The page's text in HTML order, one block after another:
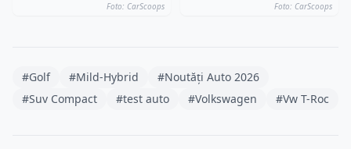
Foto: CarScoops Foto: CarScoops
#Golf #Mild-Hybrid
#Noutăți Auto 2026
#Suv Compact
#test auto #Volkswagen #Vw T-Roc